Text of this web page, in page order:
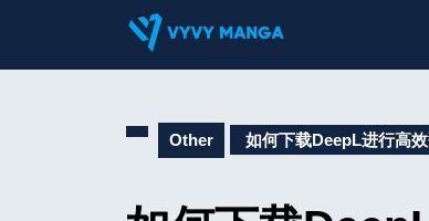
Other 如何下载DeepL进行高